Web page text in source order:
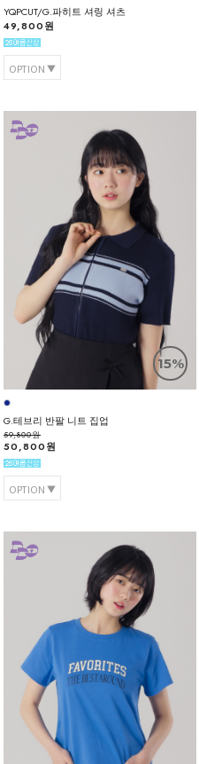
YQPCUT/G.파히트 셔링 셔츠
49,800원
OPTION
15%
G.테브리 반팔 니트 집업
59,800원
50,800원
OPTION